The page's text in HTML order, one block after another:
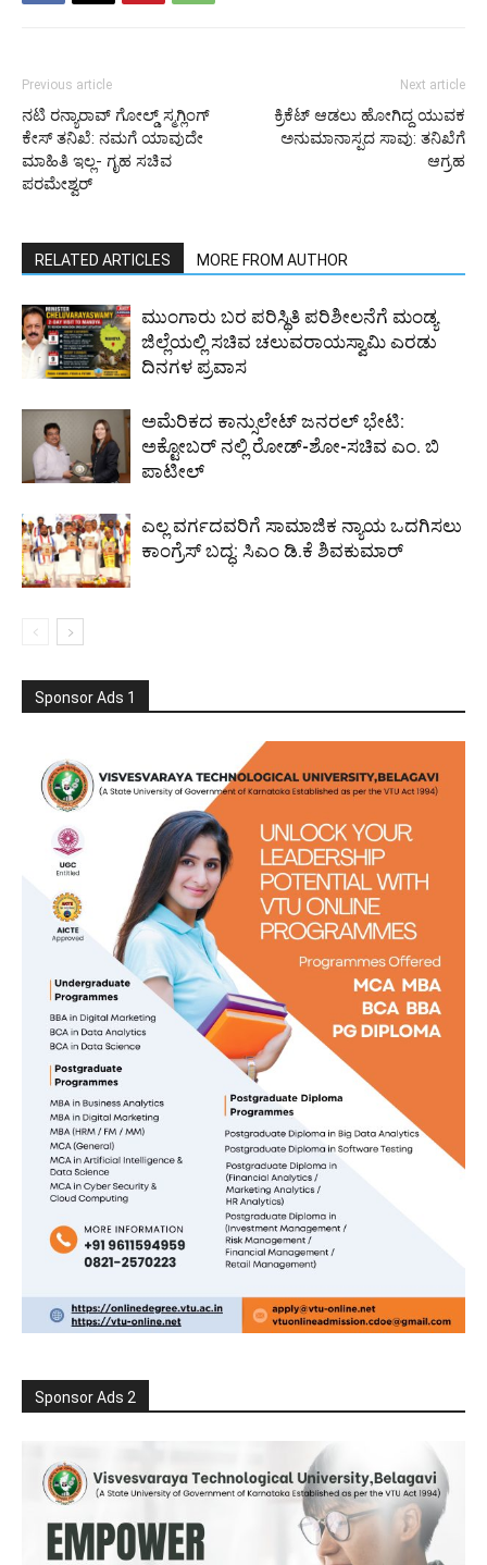
Previous article
ನಟಿ ರನ್ಯಾರಾವ್ ಗೋಲ್ಡ್ ಸ್ಮಗ್ಲಿಂಗ್
ಕೇಸ್ ತನಿಖೆ: ನಮಗೆ ಯಾವುದೇ
ಮಾಹಿತಿ ಇಲ್ಲ- ಗೃಹ ಸಚಿವ
ಪರಮೇಶ್ವರ್
Next article
ಕ್ರಿಕೆಟ್ ಆಡಲು ಹೋಗಿದ್ದ ಯುವಕ
ಅನುಮಾನಾಸ್ಪದ ಸಾವು: ತನಿಖೆಗೆ
ಆಗ್ರಹ
RELATED ARTICLES MORE FROM AUTHOR
ಮುಂಗಾರು ಬರ ಪರಿಸ್ಥಿತಿ ಪರಿಶೀಲನೆಗೆ ಮಂಡ್ಯ
ಜಿಲ್ಲೆಯಲ್ಲಿ ಸಚಿವ ಚಲುವರಾಯಸ್ವಾಮಿ ಎರಡು
ದಿನಗಳ ಪ್ರವಾಸ
ಅಮೆರಿಕದ ಕಾನ್ಸುಲೇಟ್ ಜನರಲ್ ಭೇಟಿ:
ಅಕ್ಟೋಬರ್ ನಲ್ಲಿ ರೋಡ್-ಶೋ-ಸಚಿವ ಎಂ. ಬಿ
ಪಾಟೀಲ್
ಎಲ್ಲ ವರ್ಗದವರಿಗೆ ಸಾಮಾಜಿಕ ನ್ಯಾಯ ಒದಗಿಸಲು
ಕಾಂಗ್ರೆಸ್ ಬದ್ಧ: ಸಿಎಂ ಡಿ.ಕೆ ಶಿವಕುಮಾರ್
Sponsor Ads 1
Sponsor Ads 2